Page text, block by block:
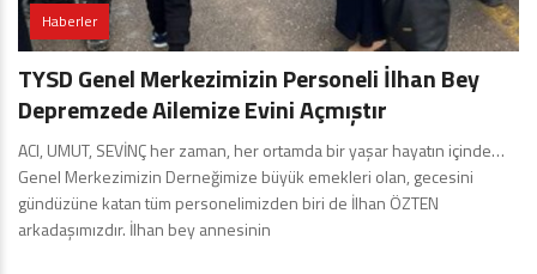
Haberler
TYSD Genel Merkezimizin Personeli İlhan Bey
Depremzede Ailemize Evini Açmıştır
ACI, UMUT, SEVİNÇ her zaman, her ortamda bir yaşar hayatın içinde…
Genel Merkezimizin Derneğimize büyük emekleri olan, gecesini
gündüzüne katan tüm personelimizden biri de İlhan ÖZTEN
arkadaşımızdır. İlhan bey annesinin